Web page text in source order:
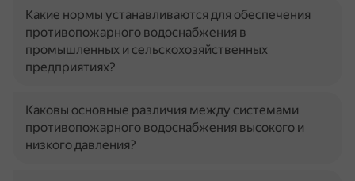
Какие нормы устанавливаются для обеспечения
противопожарного водоснабжения в
промышленных и сельскохозяйственных
предприятиях?
Каковы основные различия между системами
противопожарного водоснабжения высокого и
низкого давления?